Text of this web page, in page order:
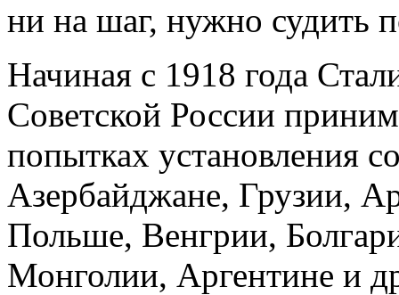
ни на шаг, нужно судить
Начиная с 1918 года
Советской России
попытках установления
Азербайджане, Грузии,
Польше, Венгрии,
Монголии, Аргентине и